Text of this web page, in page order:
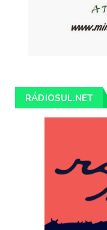
RÁDIOSUL.NET